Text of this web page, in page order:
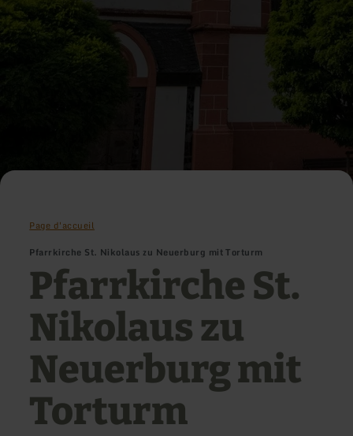
Page d'accueil
Pfarrkirche St. Nikolaus zu Neuerburg mit Torturm
Pfarrkirche St.
Nikolaus zu
Neuerburg mit
Torturm